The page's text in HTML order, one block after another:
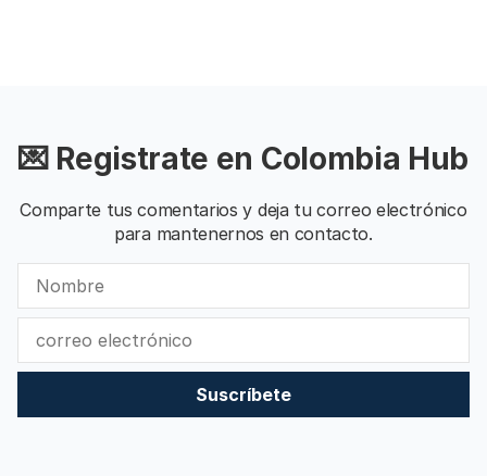
💌 Registrate en Colombia Hub
Comparte tus comentarios y deja tu correo electrónico
para mantenernos en contacto.
Suscríbete